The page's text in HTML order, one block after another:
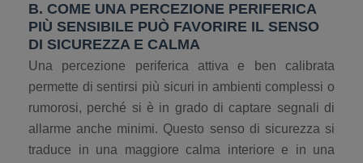
B. COME UNA PERCEZIONE PERIFERICA
PIÙ SENSIBILE PUÒ FAVORIRE IL SENSO
DI SICUREZZA E CALMA
Una percezione periferica attiva e ben calibrata
permette di sentirsi più sicuri in ambienti complessi o
rumorosi, perché si è in grado di captare segnali di
allarme anche minimi. Questo senso di sicurezza si
traduce in una maggiore calma interiore e in una